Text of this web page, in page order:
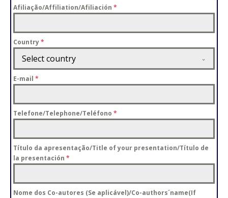
Afiliação/Affiliation/Afiliación *
Country*
Select country
E-mail *
Telefone/Telephone/Teléfono *
Título da apresentação/Title of your presentation/Título de
la presentación *
Nome dos Co-autores (Se aplicável)/Co-authors´name(If